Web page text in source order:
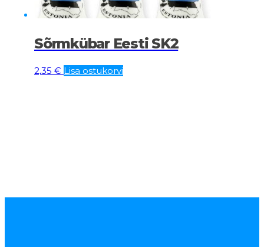
Sõrmkübar Eesti SK2
2,35 € Lisa ostukorvi